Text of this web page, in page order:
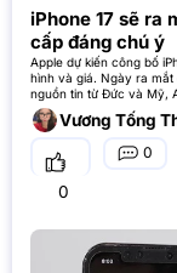
iPhone 17 sẽ ra
cấp đáng chú ý
Apple dự kiến công bố
hình và giá. Ngày ra
nguồn tin từ Đức và Mỹ,
Vương Tống
0
0